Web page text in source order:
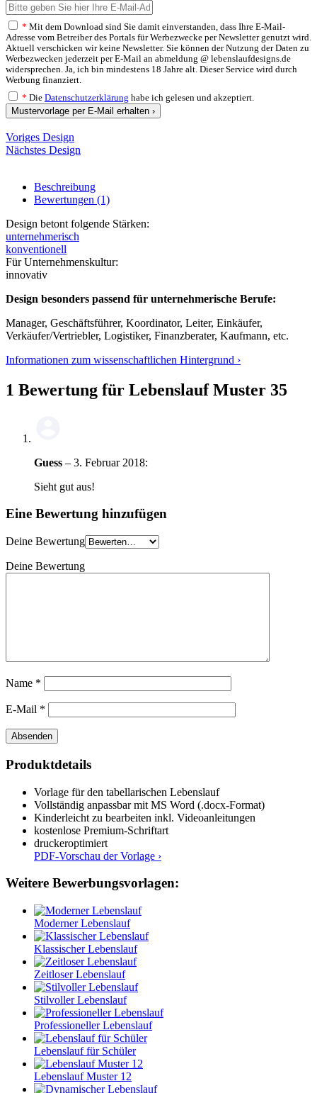
* Mit dem Download sind Sie damit einverstanden, dass Ihre E-Mail-
Adresse vom Betreiber des Portals für Werbezwecke per Newsletter genutzt wird.
Aktuell verschicken wir keine Newsletter. Sie können der Nutzung der Daten zu
Werbezwecken jederzeit per E-Mail an abmeldung @ lebenslaufdesigns.de
widersprechen. Ja, ich bin mindestens 18 Jahre alt. Dieser Service wird durch
Werbung finanziert.
* Die Datenschutzerklärung habe ich gelesen und akzeptiert.
Mustervorlage per E-Mail erhalten ›
Voriges Design
Nächstes Design
Beschreibung
Bewertungen (1)
Design betont folgende Stärken:
unternehmerisch
konventionell
Für Unternehmenskultur:
innovativ
Design besonders passend für unternehmerische Berufe:
Manager, Geschäftsführer, Koordinator, Leiter, Einkäufer,
Verkäufer/Vertriebler, Logistiker, Finanzberater, Kaufmann, etc.
Informationen zum wissenschaftlichen Hintergrund ›
1 Bewertung für Lebenslauf Muster 35
Guess – 3. Februar 2018:
Sieht gut aus!
Eine Bewertung hinzufügen
Deine Bewertung
Deine Bewertung
Name *
E-Mail *
Produktdetails
Vorlage für den tabellarischen Lebenslauf
Vollständig anpassbar mit MS Word (.docx-Format)
Kinderleicht zu bearbeiten inkl. Videoanleitungen
kostenlose Premium-Schriftart
druckeroptimiert
PDF-Vorschau der Vorlage ›
Weitere Bewerbungsvorlagen:
Moderner Lebenslauf
Klassischer Lebenslauf
Zeitloser Lebenslauf
Stilvoller Lebenslauf
Professioneller Lebenslauf
Lebenslauf für Schüler
Lebenslauf Muster 12